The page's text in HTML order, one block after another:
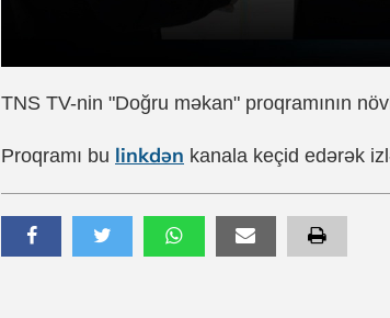
TNS TV-nin "Doğru məkan" proqramının
Proqramı bu linkdən kanala keçid edərək